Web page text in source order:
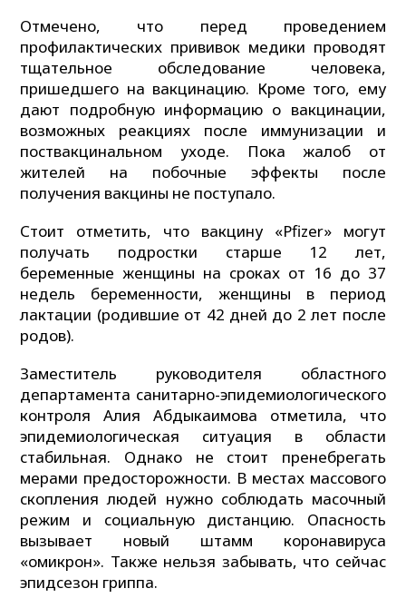
Отмечено, что перед проведением
профилактических прививок медики проводят
тщательное обследование человека,
пришедшего на вакцинацию. Кроме того, ему
дают подробную информацию о вакцинации,
возможных реакциях после иммунизации и
поствакцинальном уходе. Пока жалоб от
жителей на побочные эффекты после
получения вакцины не поступало.
Стоит отметить, что вакцину «Pfizer» могут
получать подростки старше 12 лет,
беременные женщины на сроках от 16 до 37
недель беременности, женщины в период
лактации (родившие от 42 дней до 2 лет после
родов).
Заместитель руководителя областного
департамента санитарно-эпидемиологического
контроля Алия Абдыкаимова отметила, что
эпидемиологическая ситуация в области
стабильная. Однако не стоит пренебрегать
мерами предосторожности. В местах массового
скопления людей нужно соблюдать масочный
режим и социальную дистанцию. Опасность
вызывает новый штамм коронавируса
«омикрон». Также нельзя забывать, что сейчас
эпидсезон гриппа.